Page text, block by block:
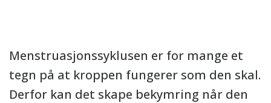
Menstruasjonssyklusen er for mange et
tegn på at kroppen fungerer som den skal.
Derfor kan det skape bekymring når den